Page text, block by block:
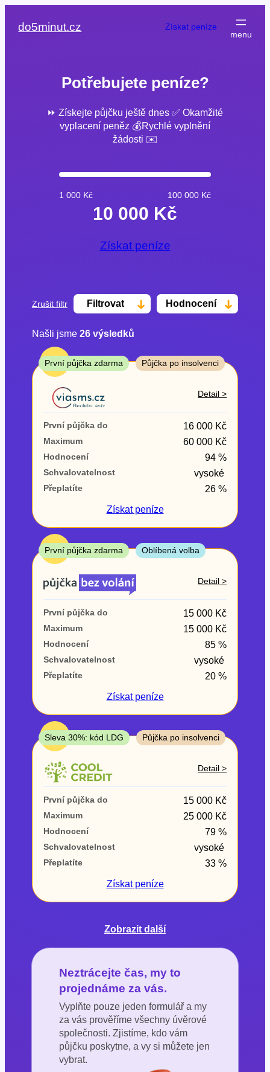
do5minut.cz Získat peníze
Potřebujete peníze?
⏩ Získejte půjčku ještě dnes ✅ Okamžité
vyplacení peněz 💰Rychlé vyplnění
žádosti ✉️
1 000 Kč 100 000 Kč
10 000 Kč
Získat peníze
Zrušit filtr Filtrovat Hodnocení
Cena
Od
První půjčka zdarma
–
ano
ne
Ve zkušebce
ano
ne
V exekuci
ne
Po insolvenci
ano
V hotovosti
ano
ne
Našli jsme 26výsledků
TOP
První půjčka zdarma Půjčka po insolvenci
Detail >
První půjčka do 16 000 Kč
Maximum 60 000 Kč
Hodnocení 94 %
Schvalovatelnost vysoké
Přeplatíte
26 %
Získatpeníze
TOP
První půjčka zdarma Oblíbená volba
Detail >
První půjčka do 15 000 Kč
Maximum 15 000 Kč
Hodnocení 85 %
Schvalovatelnost vysoké
Přeplatíte
20 %
Získatpeníze
TOP
Sleva 30%: kód LDG Půjčka po insolvenci
Detail >
První půjčka do 15 000 Kč
Maximum 25 000 Kč
Hodnocení 79 %
Schvalovatelnost vysoké
Přeplatíte
33 %
Získatpeníze
Zobrazit další
Neztrácejte čas, my to
projednáme za vás.
Vyplňte pouze jeden formulář a my
za vás prověříme všechny úvěrové
společnosti. Zjistíme, kdo vám
půjčku poskytne, a vy si můžete jen
vybrat.